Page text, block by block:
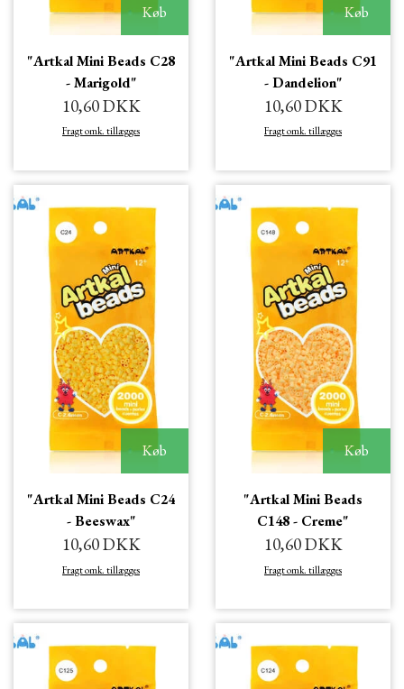
Køb
"Artkal Mini Beads C28
- Marigold"
10,60 DKK
Fragt omk. tillægges
Køb
"Artkal Mini Beads C91
- Dandelion"
10,60 DKK
Fragt omk. tillægges
Køb
"Artkal Mini Beads C24
- Beeswax"
10,60 DKK
Fragt omk. tillægges
Køb
"Artkal Mini Beads
C148 - Creme"
10,60 DKK
Fragt omk. tillægges